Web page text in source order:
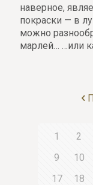
наверное,
покраски — в
можно
марлей… …или
1 2
9
10
17
18